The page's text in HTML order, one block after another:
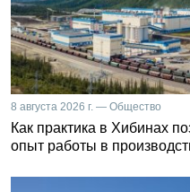
8 августа 2026 г. — Общество
Как практика в Хибинах
опыт работы в